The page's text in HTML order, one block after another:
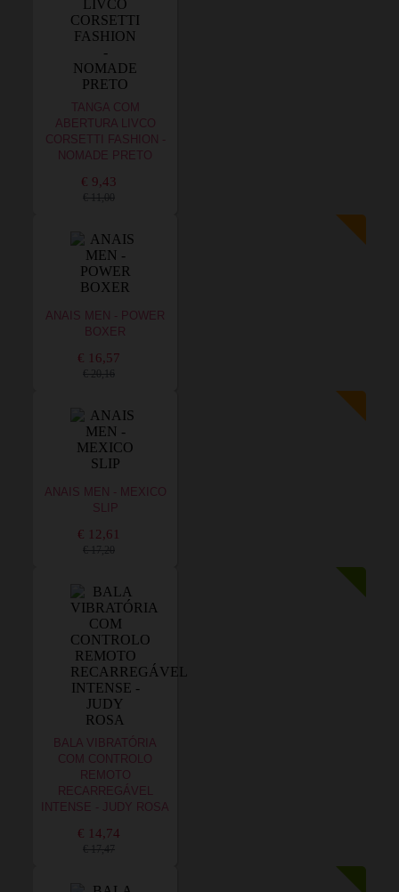
TANGA COM
ABERTURA LIVCO
CORSETTI FASHION -
NOMADE PRETO
€ 9,43
€ 11,00
ANAIS MEN - POWER
BOXER
€ 16,57
€ 20,16
ANAIS MEN - MEXICO
SLIP
€ 12,61
€ 17,20
BALA VIBRATÓRIA
COM CONTROLO
REMOTO
RECARREGÁVEL
INTENSE - JUDY ROSA
€ 14,74
€ 17,47